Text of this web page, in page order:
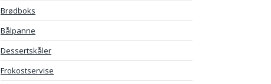
Brødboks
Bålpanne
Dessertskåler
Frokostservise